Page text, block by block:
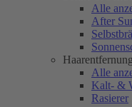
Alle
After
Haarentfernung
Alle
Kalt- &
Rasierer